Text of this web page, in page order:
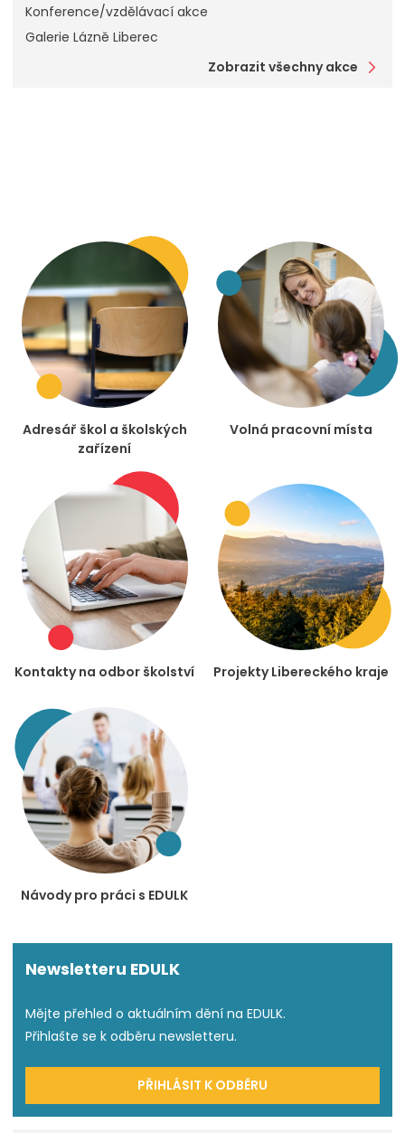
Konference/vzdělávací akce
Galerie Lázně Liberec
Zobrazit všechny akce
Adresář škol a školských
zařízení
Volná pracovní místa
Kontakty na odbor školství Projekty Libereckého kraje
Návody pro práci s EDULK
Newsletteru EDULK
Mějte přehled o aktuálním dění na EDULK.
Přihlašte se k odběru newsletteru.
PŘIHLÁSIT K ODBĚRU